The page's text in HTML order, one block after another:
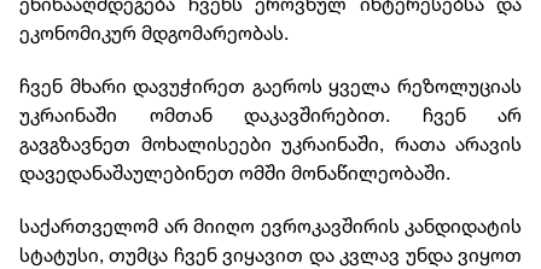
ეკონომიკურ მდგომარეობას.
ჩვენ მხარი დავუჭირეთ გაეროს ყველა რეზოლუციას
უკრაინაში ომთან დაკავშირებით. ჩვენ არ
გავგზავნეთ მოხალისეები უკრაინაში, რათა არავის
დავედანაშაულებინეთ ომში მონაწილეობაში.
საქართველომ არ მიიღო ევროკავშირის კანდიდატის
სტატუსი, თუმცა ჩვენ ვიყავით და კვლავ უნდა ვიყოთ